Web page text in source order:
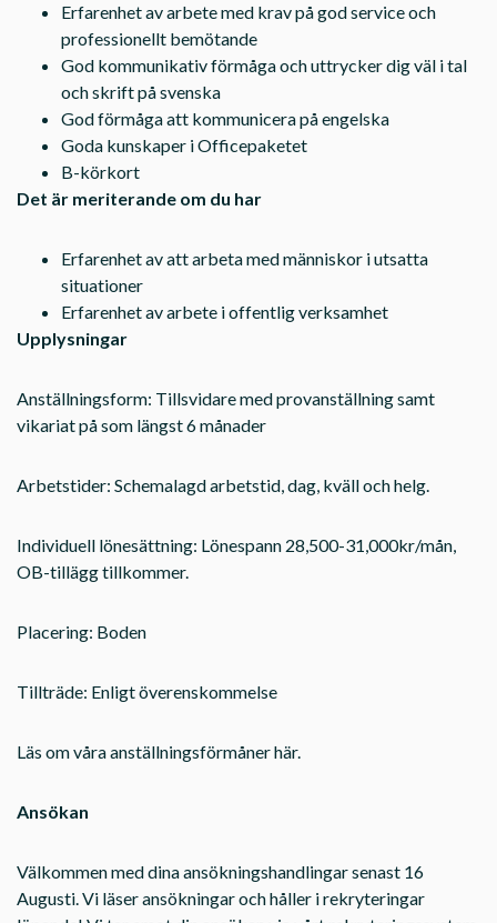
Erfarenhet av arbete med krav på god service och
professionellt bemötande
God kommunikativ förmåga och uttrycker dig väl i tal
och skrift på svenska
God förmåga att kommunicera på engelska
Goda kunskaper i Officepaketet
B-körkort
Det är meriterande om du har
Erfarenhet av att arbeta med människor i utsatta
situationer
Erfarenhet av arbete i offentlig verksamhet
Upplysningar
Anställningsform: Tillsvidare med provanställning samt
vikariat på som längst 6 månader
Arbetstider: Schemalagd arbetstid, dag, kväll och helg.
Individuell lönesättning: Lönespann 28,500-31,000kr/mån,
OB-tillägg tillkommer.
Placering: Boden
Tillträde: Enligt överenskommelse
Läs om våra anställningsförmåner här.
Ansökan
Välkommen med dina ansökningshandlingar senast 16
Augusti. Vi läser ansökningar och håller i rekryteringar